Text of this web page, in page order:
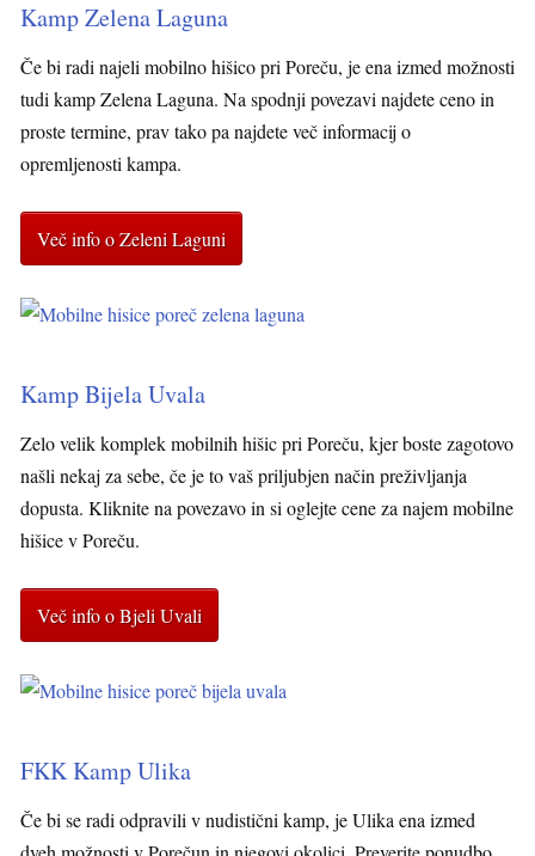
Kamp Zelena Laguna
Če bi radi najeli mobilno hišico pri Poreču, je ena izmed možnosti
tudi kamp Zelena Laguna. Na spodnji povezavi najdete ceno in
proste termine, prav tako pa najdete več informacij o
opremljenosti kampa.
Več info o Zeleni Laguni
Kamp Bijela Uvala
Zelo velik komplek mobilnih hišic pri Poreču, kjer boste zagotovo
našli nekaj za sebe, če je to vaš priljubjen način preživljanja
dopusta. Kliknite na povezavo in si oglejte cene za najem mobilne
hišice v Poreču.
Več info o Bjeli Uvali
FKK Kamp Ulika
Če bi se radi odpravili v nudistični kamp, je Ulika ena izmed